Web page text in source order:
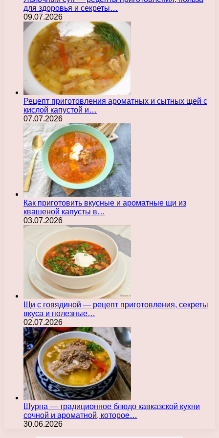
для здоровья и секреты…
09.07.2026
Рецепт приготовления ароматных и сытных щей с
кислой капустой и…
07.07.2026
Как приготовить вкусные и ароматные щи из
квашеной капусты в…
03.07.2026
Щи с говядиной — рецепт приготовления, секреты
вкуса и полезные…
02.07.2026
Шурпа — традиционное блюдо кавказской кухни
сочной и ароматной, которое…
30.06.2026